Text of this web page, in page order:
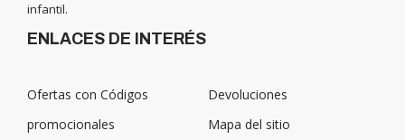
infantil.
ENLACES DE INTERÉS
Ofertas con Códigos
promocionales
Devoluciones
Mapa del sitio